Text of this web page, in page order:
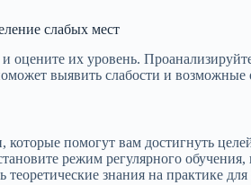
слабых мест
оцените их уровень.
выявить слабости и возможные
помогут вам достигнуть
режим регулярного
теоретические знания на практике